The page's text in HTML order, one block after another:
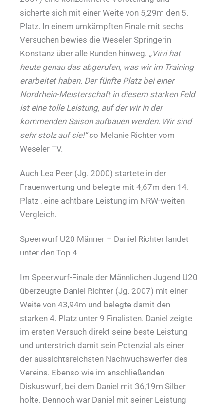
sicherte sich mit einer Weite von 5,29m den 5.
Platz. In einem umkämpften Finale mit sechs
Versuchen bewies die Weseler Springerin
Konstanz über alle Runden hinweg. „Viivi hat
heute genau das abgerufen, was wir im Training
erarbeitet haben. Der fünfte Platz bei einer
Nordrhein-Meisterschaft in diesem starken Feld
ist eine tolle Leistung, auf der wir in der
kommenden Saison aufbauen werden. Wir sind
sehr stolz auf sie!“so Melanie Richter vom
Weseler TV.
Auch Lea Peer (Jg. 2000) startete in der
Frauenwertung und belegte mit 4,67m den 14.
Platz , eine achtbare Leistung im NRW-weiten
Vergleich.
Speerwurf U20 Männer – Daniel Richter landet
unter den Top 4
Im Speerwurf-Finale der Männlichen Jugend U20
überzeugte Daniel Richter (Jg. 2007) mit einer
Weite von 43,94m und belegte damit den
starken 4. Platz unter 9 Finalisten. Daniel zeigte
im ersten Versuch direkt seine beste Leistung
und unterstrich damit sein Potenzial als einer
der aussichtsreichsten Nachwuchswerfer des
Vereins. Ebenso wie im anschließenden
Diskuswurf, bei dem Daniel mit 36,19m Silber
holte. Dennoch war Daniel mit seiner Leistung